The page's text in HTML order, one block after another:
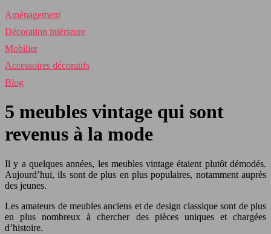
Aménagement
Décoration intérieure
Mobilier
Accessoires décoratifs
Blog
5 meubles vintage qui sont
revenus à la mode
Il y a quelques années, les meubles vintage étaient plutôt démodés.
Aujourd’hui, ils sont de plus en plus populaires, notamment auprès
des jeunes.
Les amateurs de meubles anciens et de design classique sont de plus
en plus nombreux à chercher des pièces uniques et chargées
d’histoire.